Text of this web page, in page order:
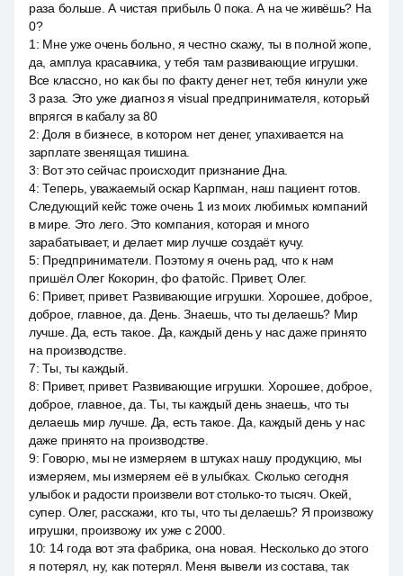
раза больше. А чистая прибыль 0 пока. А на че живёшь? На
0?
1 : Мне уже очень больно, я честно скажу, ты в полной жопе,
да, амплуа красавчика, у тебя там развивающие игрушки.
Все классно, но как бы по факту денег нет, тебя кинули уже
3 раза. Это уже диагноз я visual предпринимателя, который
впрягся в кабалу за 80
2: Доля в бизнесе, в котором нет денег, упахивается на
зарплате звенящая тишина.
3: Вот это сейчас происходит признание Дна.
4:Теперь, уважаемый оскар Карпман, наш пациент готов.
Следующий кейс тоже очень 1 из моих любимых компаний
в мире. Это лего. Это компания, которая и много
зарабатывает, и делает мир лучше создаёт кучу.
5: Предприниматели. Поэтому я очень рад, что к нам
пришёл Олег Кокорин, фо фатойс. Привет, Олег.
6: Привет, привет. Развивающие игрушки. Хорошее, доброе,
доброе, главное, да. День. Знаешь, что ты делаешь? Мир
лучше. Да, есть такое. Да, каждый день у нас даже принято
на производстве.
7:Ты, ты каждый.
8: Привет, привет. Развивающие игрушки. Хорошее, доброе,
доброе, главное, да. Ты, ты каждый день знаешь, что ты
делаешь мир лучше. Да, есть такое. Да, каждый день у нас
даже принято на производстве.
9: Говорю, мы не измеряем в штуках нашу продукцию, мы
измеряем, мы измеряем её в улыбках. Сколько сегодня
улыбок и радости произвели вот столько-то тысяч. Окей,
супер. Олег, расскажи, кто ты, что ты делаешь? Я произвожу
игрушки, произвожу их уже с 2000.
10: 14 года вот эта фабрика, она новая. Несколько до этого
я потерял, ну, как потерял. Меня вывели из состава, так